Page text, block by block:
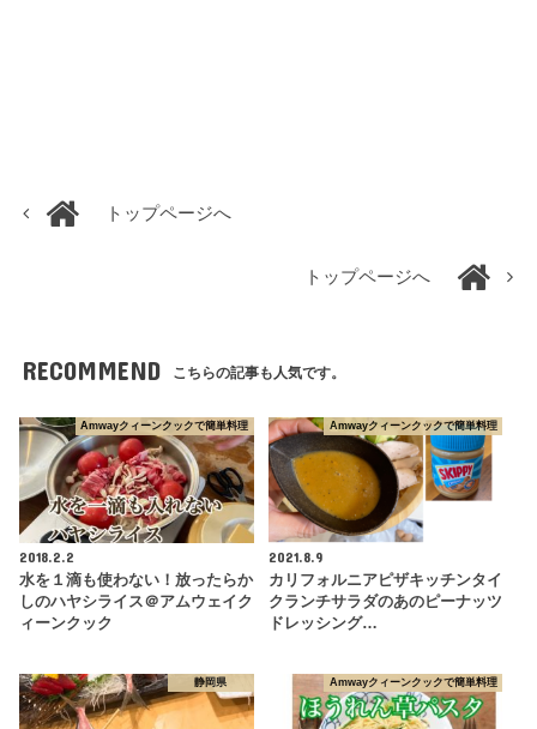
トップページへ
トップページへ
RECOMMEND こちらの記事も人気です。
Amwayクィーンクックで簡単料理
2018.2.2
水を１滴も使わない！放ったらか
しのハヤシライス＠アムウェイク
ィーンクック
Amwayクィーンクックで簡単料理
2021.8.9
カリフォルニアピザキッチンタイ
クランチサラダのあのピーナッツ
ドレッシング…
静岡県 Amwayクィーンクックで簡単料理